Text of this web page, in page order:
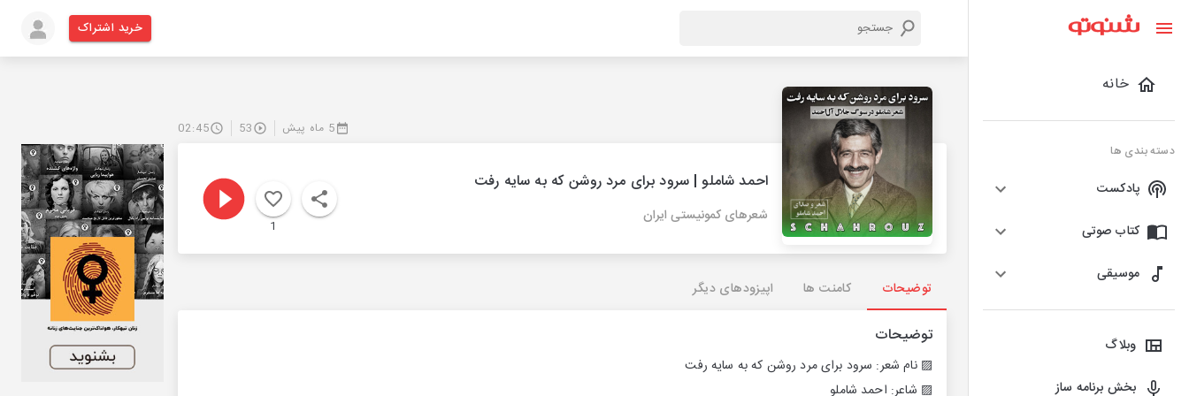
خانه
دسته بندی ها
پادکست
کتاب صوتی
موسیقی
وبلاگ
بخش برنامه ساز
خرید اشتراک
5 ماه پیش 53
02:45
احمد شاملو | سرود برای مرد روشن که به سایه رفت
شعرهای کمونیستی ایران
1
توضیحات کامنت ها اپیزودهای دیگر
توضیحات
▨ نام شعر: سرود برای مرد روشن که به سایه رفت
▨ شاعر: احمد شاملو